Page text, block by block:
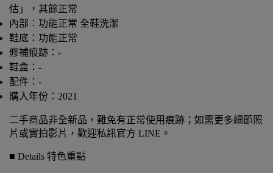
估」，其餘正常
內部：功能正常 全鞋洗潔
鞋底：功能正常
修補痕跡：-
鞋盒：-
配件：-
購入年份：2021
二手商品非全新品，難免有正常使用痕跡；如需更多細節照
片或實拍影片，歡迎私訊官方 LINE。
■ Details 特色重點